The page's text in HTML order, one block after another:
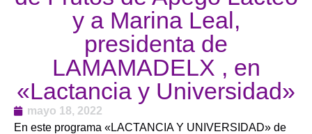
y a Marina Leal,
presidenta de
LAMAMADELX , en
«Lactancia y Universidad»
mayo 18, 2022
En este programa «LACTANCIA Y UNIVERSIDAD» de